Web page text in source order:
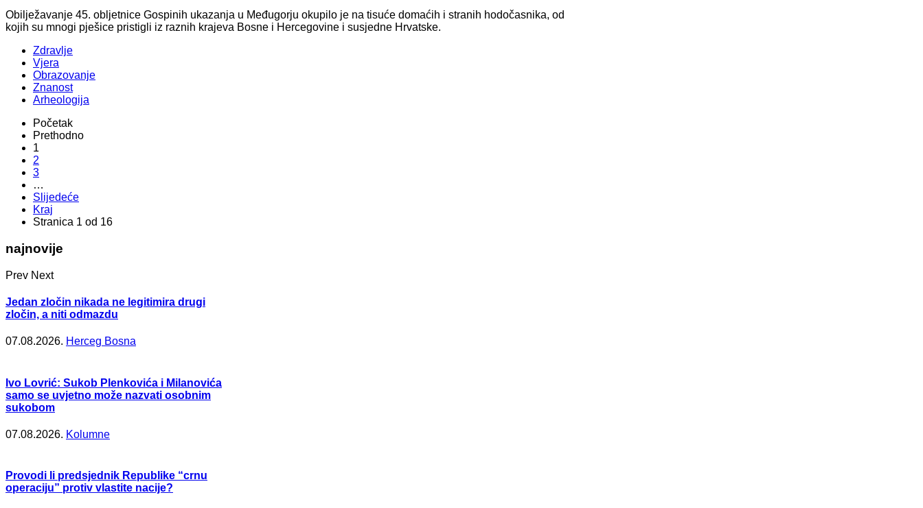
Obilježavanje 45. obljetnice Gospinih ukazanja u Međugorju okupilo je na tisuće domaćih i stranih hodočasnika, od
kojih su mnogi pješice pristigli iz raznih krajeva Bosne i Hercegovine i susjedne Hrvatske.
Zdravlje
Vjera
Obrazovanje
Znanost
Arheologija
Početak
Prethodno
1
2
3
…
Slijedeće
Kraj
Stranica 1 od 16
najnovije
Prev Next
Jedan zločin nikada ne legitimira drugi
zločin, a niti odmazdu
07.08.2026. Herceg Bosna
Ivo Lovrić: Sukob Plenkovića i Milanovića
samo se uvjetno može nazvati osobnim
sukobom
07.08.2026. Kolumne
Provodi li predsjednik Republike “crnu
operaciju” protiv vlastite nacije?